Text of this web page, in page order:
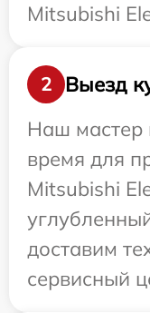
Mitsubishi
2
Выезд
Наш мастер
время для
Mitsubishi
доставим
сервисный